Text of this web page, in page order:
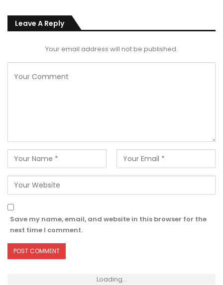
Leave A Reply
Your email address will not be published.
Save my name, email, and website in this browser for the
next time I comment.
Loading...